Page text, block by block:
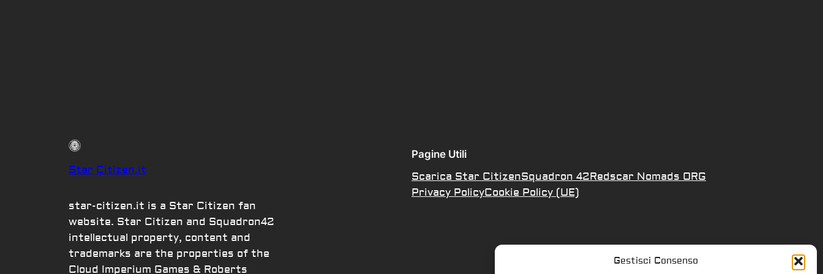
Gestisci Consenso
Star Citizen.it
star-citizen.it is a Star Citizen fan
website. Star Citizen and Squadron42
intellectual property, content and
trademarks are the properties of the
Cloud Imperium Games & Roberts
Pagine Utili
Scarica Star CitizenSquadron 42Redscar Nomads ORG
Privacy PolicyCookie Policy (UE)